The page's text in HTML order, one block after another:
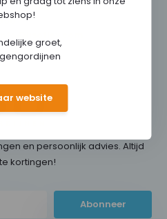
+31 (0)316 266
en persoonlijk advies. Altijd
kortingen!
Abonneer
groet,
website